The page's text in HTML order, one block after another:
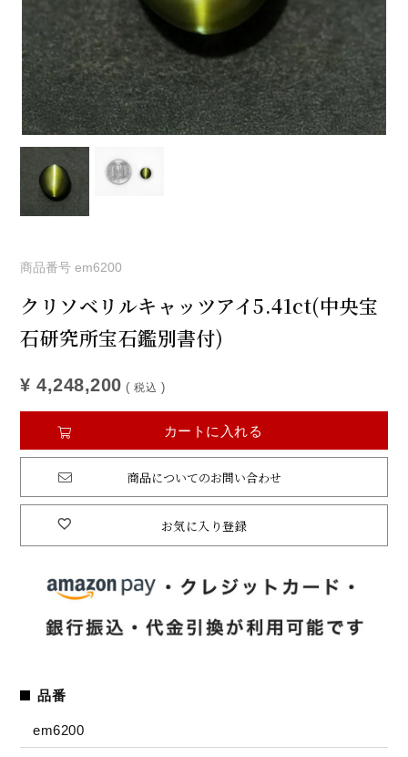
商品番号 em6200
クリソベリルキャッツアイ5.41ct(中央宝
石研究所宝石鑑別書付)
¥ 4,248,200 税込
お気に入り登録
カートに入れる
商品についてのお問い合わせ
品番
em6200